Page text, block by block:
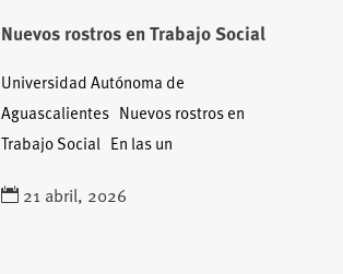
Nuevos rostros en Trabajo Social
Universidad Autónoma de
Aguascalientes Nuevos rostros en
Trabajo Social En las un
21 abril, 2026